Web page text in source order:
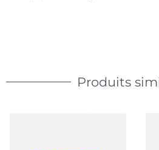
Produits